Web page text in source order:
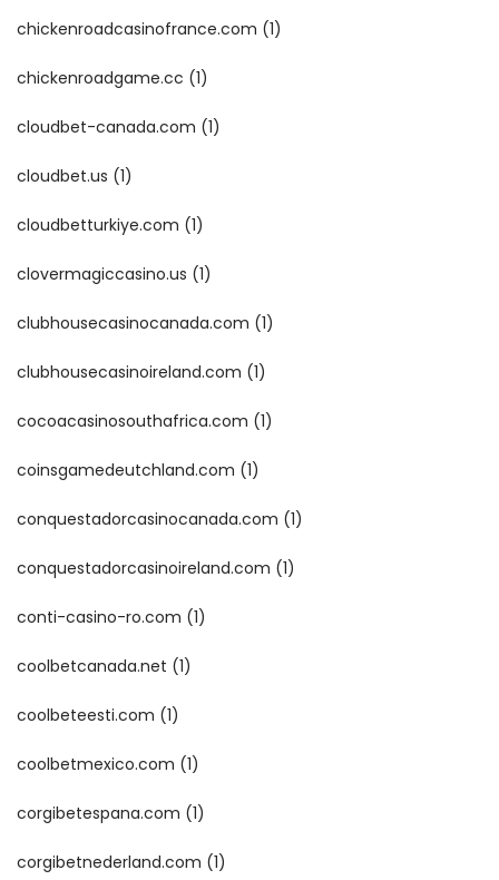
chickenroadcasinofrance.com (1)
chickenroadgame.cc (1)
cloudbet-canada.com (1)
cloudbet.us (1)
cloudbetturkiye.com (1)
clovermagiccasino.us (1)
clubhousecasinocanada.com (1)
clubhousecasinoireland.com (1)
cocoacasinosouthafrica.com (1)
coinsgamedeutchland.com (1)
conquestadorcasinocanada.com (1)
conquestadorcasinoireland.com (1)
conti-casino-ro.com (1)
coolbetcanada.net (1)
coolbeteesti.com (1)
coolbetmexico.com (1)
corgibetespana.com (1)
corgibetnederland.com (1)